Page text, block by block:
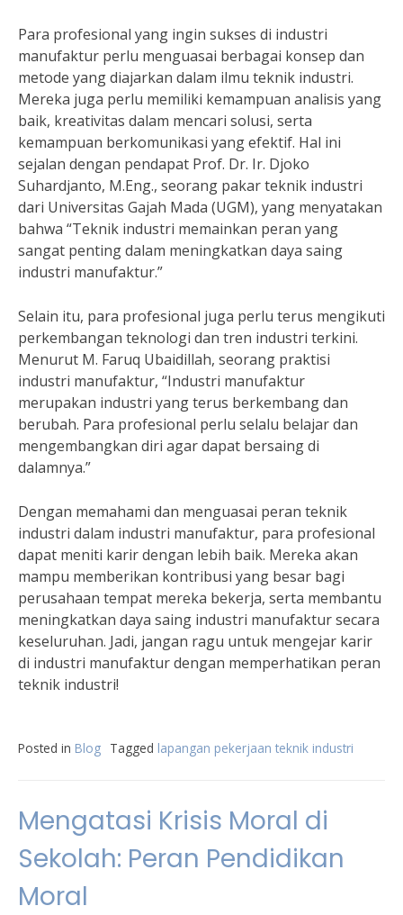
Para profesional yang ingin sukses di industri
manufaktur perlu menguasai berbagai konsep dan
metode yang diajarkan dalam ilmu teknik industri.
Mereka juga perlu memiliki kemampuan analisis yang
baik, kreativitas dalam mencari solusi, serta
kemampuan berkomunikasi yang efektif. Hal ini
sejalan dengan pendapat Prof. Dr. Ir. Djoko
Suhardjanto, M.Eng., seorang pakar teknik industri
dari Universitas Gajah Mada (UGM), yang menyatakan
bahwa “Teknik industri memainkan peran yang
sangat penting dalam meningkatkan daya saing
industri manufaktur.”
Selain itu, para profesional juga perlu terus mengikuti
perkembangan teknologi dan tren industri terkini.
Menurut M. Faruq Ubaidillah, seorang praktisi
industri manufaktur, “Industri manufaktur
merupakan industri yang terus berkembang dan
berubah. Para profesional perlu selalu belajar dan
mengembangkan diri agar dapat bersaing di
dalamnya.”
Dengan memahami dan menguasai peran teknik
industri dalam industri manufaktur, para profesional
dapat meniti karir dengan lebih baik. Mereka akan
mampu memberikan kontribusi yang besar bagi
perusahaan tempat mereka bekerja, serta membantu
meningkatkan daya saing industri manufaktur secara
keseluruhan. Jadi, jangan ragu untuk mengejar karir
di industri manufaktur dengan memperhatikan peran
teknik industri!
Posted in Blog Tagged lapangan pekerjaan teknik industri
Mengatasi Krisis Moral di
Sekolah: Peran Pendidikan
Moral